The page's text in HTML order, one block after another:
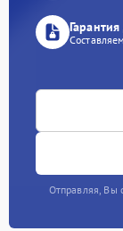
Отправляя, Вы